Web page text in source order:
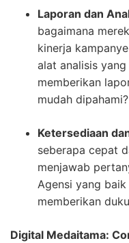
Laporan dan
bagaimana
kinerja
alat analisis
memberikan
mudah dipahami?
Ketersediaan
seberapa cepat
menjawab
Agensi yang
memberikan
Digital Medaitama: